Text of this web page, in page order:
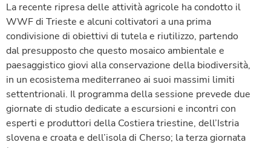
La recente ripresa delle attività agricole ha condotto il
WWF di Trieste e alcuni coltivatori a una prima
condivisione di obiettivi di tutela e riutilizzo, partendo
dal presupposto che questo mosaico ambientale e
paesaggistico giovi alla conservazione della biodiversità,
in un ecosistema mediterraneo ai suoi massimi limiti
settentrionali. Il programma della sessione prevede due
giornate di studio dedicate a escursioni e incontri con
esperti e produttori della Costiera triestine, dell’Istria
slovena e croata e dell’isola di Cherso; la terza giornata